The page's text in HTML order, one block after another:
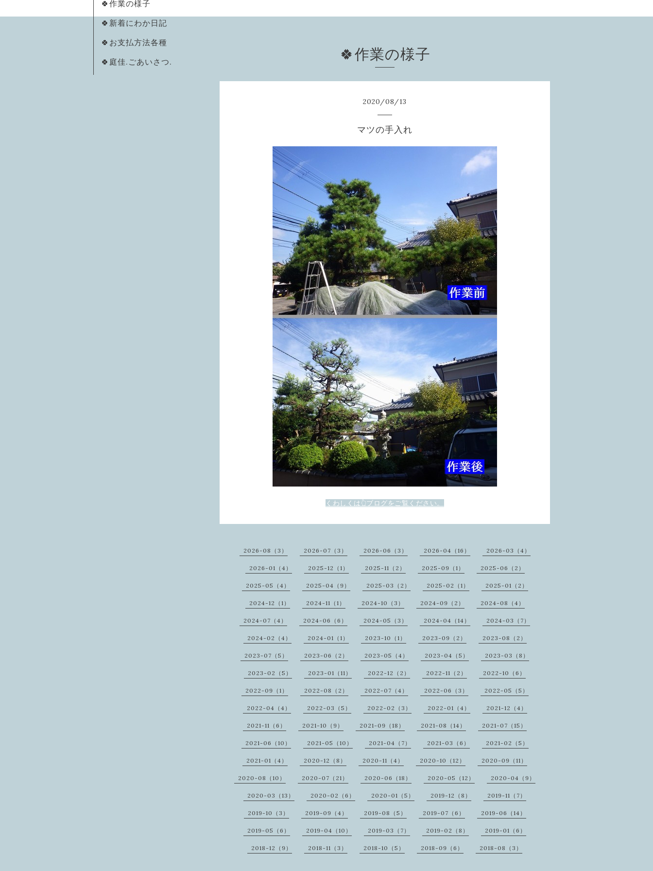
🍀作業の様子
🍀新着にわか日記
🍀お支払方法各種
🍀庭佳.ごあいさつ.
🍀作業の様子
2020/08/13
マツの手入れ
くわしくは👆ブログをご覧ください。
2026-08（3） 2026-07（3） 2026-06（3） 2026-04（16） 2026-03（4）
2026-01（4） 2025-12（1） 2025-11（2） 2025-09（1） 2025-06（2）
2025-05（4） 2025-04（9） 2025-03（2） 2025-02（1） 2025-01（2）
2024-12（1） 2024-11（1） 2024-10（3） 2024-09（2） 2024-08（4）
2024-07（4） 2024-06（6） 2024-05（3） 2024-04（14） 2024-03（7）
2024-02（4） 2024-01（1） 2023-10（1） 2023-09（2） 2023-08（2）
2023-07（5） 2023-06（2） 2023-05（4） 2023-04（5） 2023-03（8）
2023-02（5） 2023-01（11） 2022-12（2） 2022-11（2） 2022-10（6）
2022-09（1） 2022-08（2） 2022-07（4） 2022-06（3） 2022-05（5）
2022-04（4） 2022-03（5） 2022-02（3） 2022-01（4） 2021-12（4）
2021-11（6） 2021-10（9） 2021-09（18） 2021-08（14） 2021-07（15）
2021-06（10） 2021-05（10） 2021-04（7） 2021-03（6） 2021-02（5）
2021-01（4） 2020-12（8） 2020-11（4） 2020-10（12） 2020-09（11）
2020-08（10） 2020-07（21） 2020-06（18） 2020-05（12） 2020-04（9）
2020-03（13） 2020-02（6） 2020-01（5） 2019-12（8） 2019-11（7）
2019-10（3） 2019-09（4） 2019-08（5） 2019-07（6） 2019-06（14）
2019-05（6） 2019-04（10） 2019-03（7） 2019-02（8） 2019-01（6）
2018-12（9） 2018-11（3） 2018-10（5） 2018-09（6） 2018-08（3）